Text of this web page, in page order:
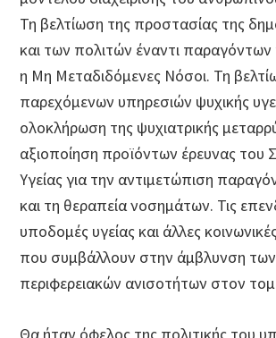
Τη βελτίωση της προστασίας της
και των πολιτών έναντι
η Μη Μεταδιδόμενες Νόσοι. Τη
παρεχόμενων υπηρεσιών ψυχικής
ολοκλήρωση της ψυχιατρικής
αξιοποίηση προϊόντων έρευνας του
Υγείας για την αντιμετώπιση
και τη θεραπεία νοσημάτων. Τις
υποδομές υγείας και άλλες
που συμβάλλουν στην άμβλυνση των
περιφερειακών ανισοτήτων στον